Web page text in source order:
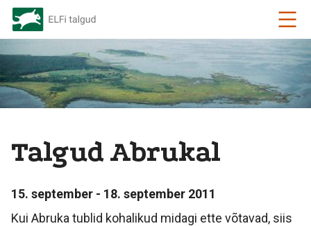
Talgud Abrukal
15. september - 18. september 2011
Kui Abruka tublid kohalikud midagi ette võtavad, siis